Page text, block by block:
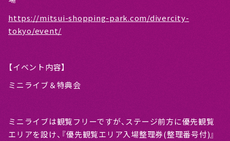
https://mitsui-shopping-park.com/divercity-
tokyo/event/
【イベント内容】
ミニライブ＆特典会
ミニライブは観覧フリーですが、ステージ前方に優先観覧
エリアを設け、『優先観覧エリア入場整理券(整理番号付)』